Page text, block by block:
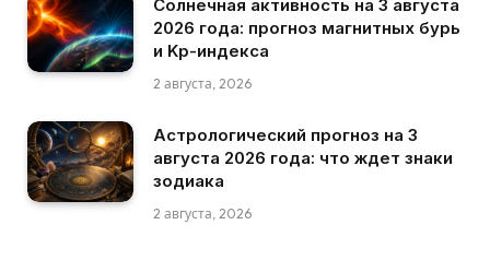
Солнечная активность на 3 августа
2026 года: прогноз магнитных бурь
и Kp-индекса
2 августа, 2026
Астрологический прогноз на 3
августа 2026 года: что ждет знаки
зодиака
2 августа, 2026